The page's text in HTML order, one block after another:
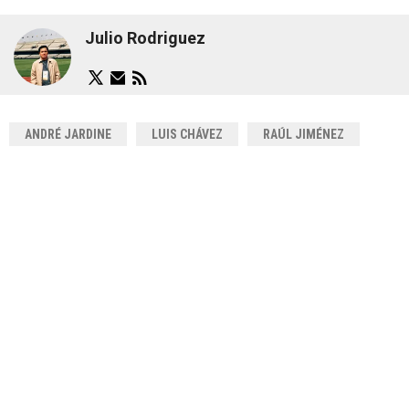
Julio Rodriguez
ANDRÉ JARDINE LUIS CHÁVEZ RAÚL JIMÉNEZ